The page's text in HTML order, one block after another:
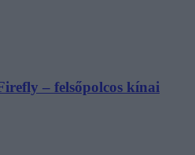
– felsőpolcos kínai